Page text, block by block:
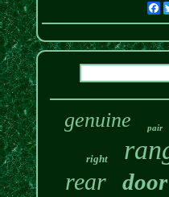
genuine pair
right
rear door